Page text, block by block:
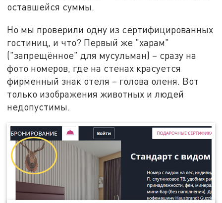
оставшейся суммы.
Но мы проверили одну из сертифицированных
гостиниц, и что? Первый же "харам"
("запрещённое" для мусульман) – сразу на
фото номеров, где на стенах красуется
фирменный знак отеля – голова оленя. Вот
только изображения животных и людей
недопустимы.